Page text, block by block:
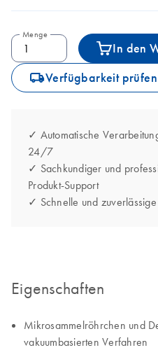
Menge
In den
icon_0062_deliver-s Verfügbarkeit prüfen
✓ Automatische
24/7
✓ Sachkundiger und
Produkt-Support
✓ Schnelle und
Eigenschaften
Mikrosammelröhrchen und
vakuumbasierten Verfahren